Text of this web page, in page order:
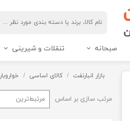
صبحانه تنقلات و شیرینی
بازار انبارنفت کالای اساسی خواروبار
مرتب سازی بر اساس مرتبط‌ترین